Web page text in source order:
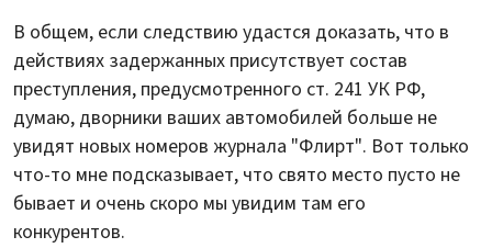
В общем, если следствию удастся доказать, что в
действиях задержанных присутствует состав
преступления, предусмотренного ст. 241 УК РФ,
думаю, дворники ваших автомобилей больше не
увидят новых номеров журнала "Флирт". Вот только
что-то мне подсказывает, что свято место пусто не
бывает и очень скоро мы увидим там его
конкурентов.